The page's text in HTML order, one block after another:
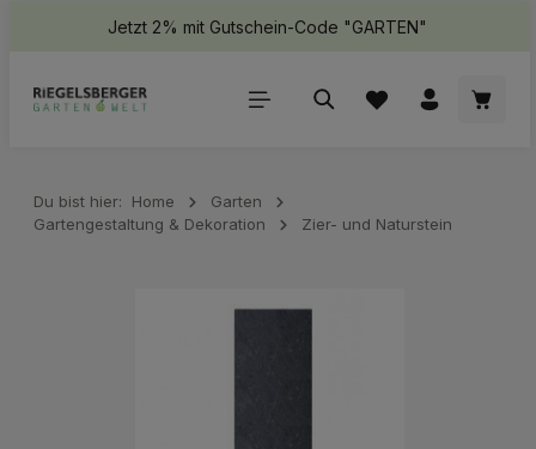
springenJetzt 2% mit Gutschein-Code "GARTEN"
Du bist hier: Home
Garten
Gartengestaltung & Dekoration
Zier- und Naturstein